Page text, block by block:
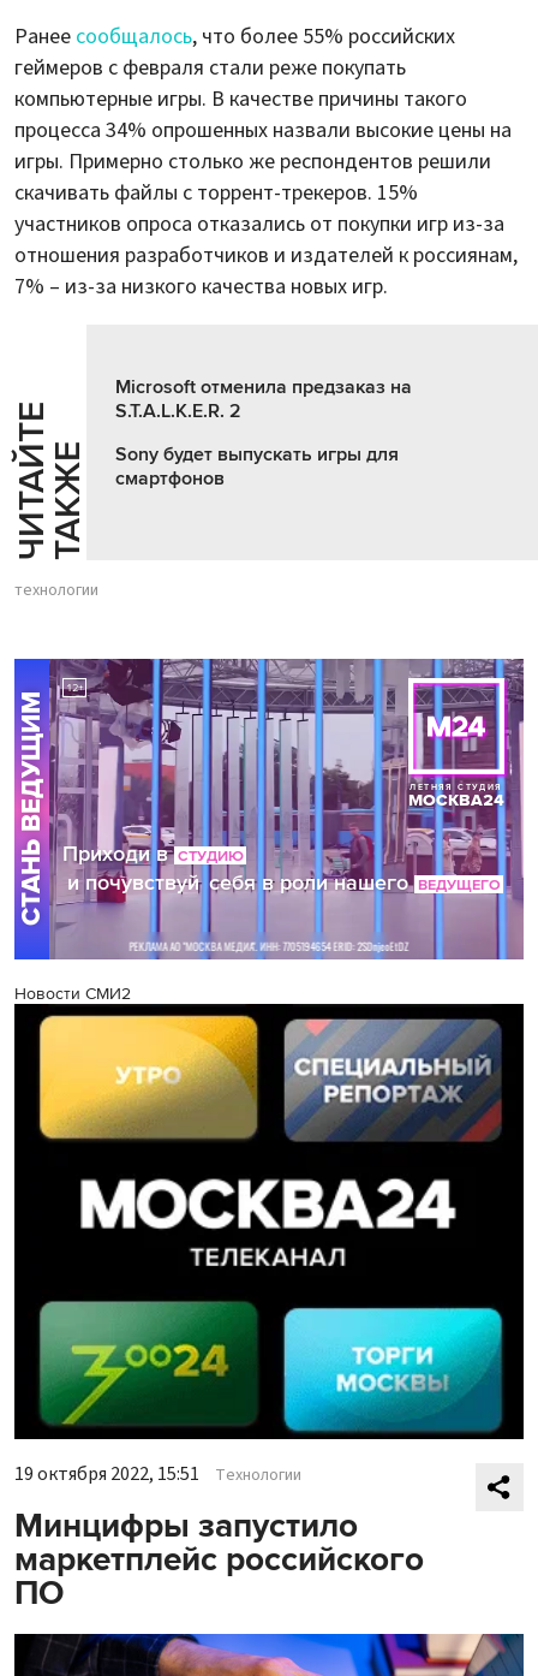
Ранее сообщалось, что более 55% российских
геймеров с февраля стали реже покупать
компьютерные игры. В качестве причины такого
процесса 34% опрошенных назвали высокие цены на
игры. Примерно столько же респондентов решили
скачивать файлы с торрент-трекеров. 15%
участников опроса отказались от покупки игр из-за
отношения разработчиков и издателей к россиянам,
7% – из-за низкого качества новых игр.
Ч
И
Т
АЙ
Т
Е
Т
А
К
ЖЕ
Microsoft отменила предзаказ на
S.T.A.L.K.E.R. 2
Sony будет выпускать игры для
смартфонов
технологии
Новости СМИ2
19 октября 2022, 15:51 Технологии
Минцифры запустило
маркетплейс российского
ПО